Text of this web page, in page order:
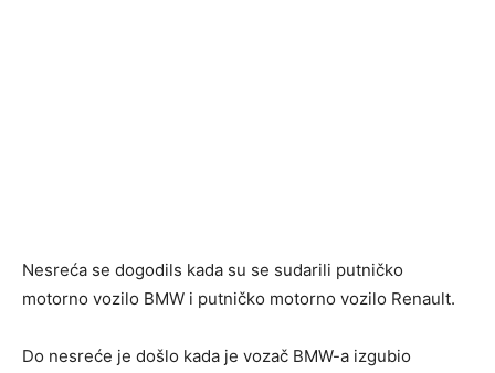
Nesreća se dogodils kada su se sudarili putničko
motorno vozilo BMW i putničko motorno vozilo Renault.
Do nesreće je došlo kada je vozač BMW-a izgubio